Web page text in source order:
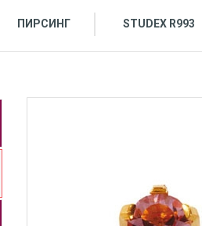
ПИРСИНГ STUDEX R993